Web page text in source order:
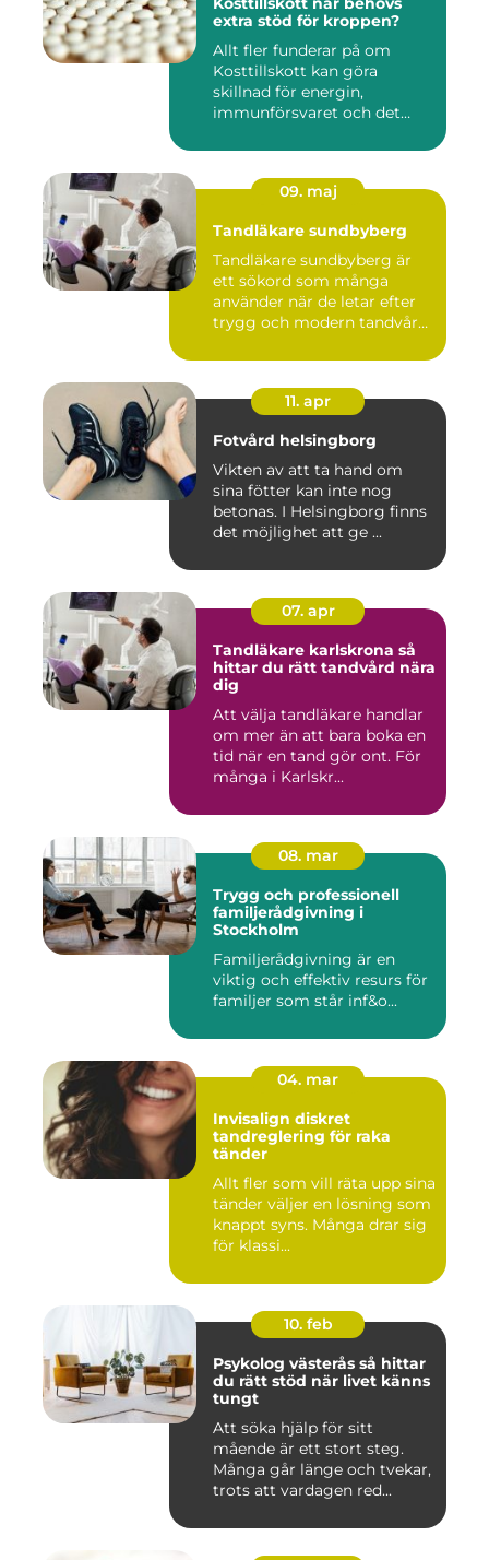
extra stöd för kroppen?
Allt fler funderar på om
Kosttillskott kan göra
skillnad för energin,
immunförsvaret och det
09. maj
Tandläkare sundbyberg
Tandläkare sundbyberg är
ett sökord som många
använder när de letar efter
trygg och modern tandvård
11. apr
Fotvård helsingborg
Vikten av att ta hand om
sina fötter kan inte nog
betonas. I Helsingborg finns
det möjlighet att ge ...
07. apr
Tandläkare karlskrona så
hittar du rätt tandvård nära
dig
Att välja tandläkare handlar
om mer än att bara boka en
tid när en tand gör ont. För
många i Karlskr...
08. mar
Trygg och professionell
familjerådgivning i
Stockholm
Familjerådgivning är en
viktig och effektiv resurs för
familjer som står inf&o...
04. mar
Invisalign diskret
tandreglering för raka
tänder
Allt fler som vill räta upp sina
tänder väljer en lösning som
knappt syns. Många drar sig
för klassi...
10. feb
Psykolog västerås så hittar
du rätt stöd när livet känns
tungt
Att söka hjälp för sitt
mående är ett stort steg.
Många går länge och tvekar,
trots att vardagen red...